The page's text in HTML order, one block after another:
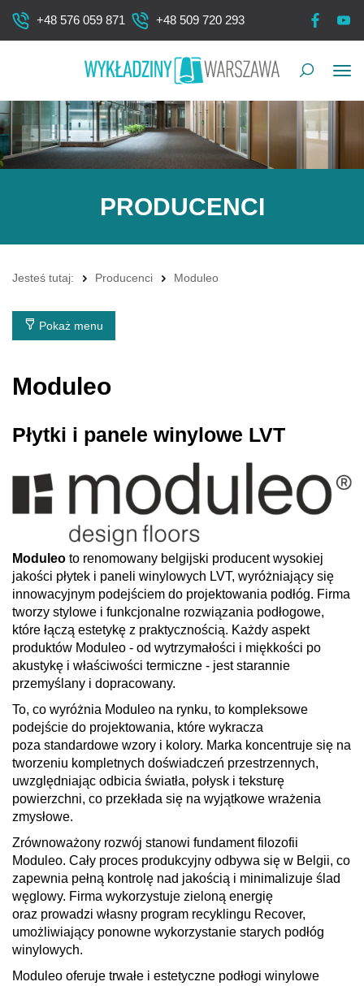
+48 576 059 871 +48 509 720 293
PRODUCENCI
Jesteś tutaj: Producenci Moduleo
Pokaż menu
Moduleo
Płytki i panele winylowe LVT
Moduleo to renomowany belgijski producent wysokiej
jakości płytek i paneli winylowych LVT, wyróżniający się
innowacyjnym podejściem do projektowania podłóg. Firma
tworzy stylowe i funkcjonalne rozwiązania podłogowe,
które łączą estetykę z praktycznością. Każdy aspekt
produktów Moduleo - od wytrzymałości i miękkości po
akustykę i właściwości termiczne - jest starannie
przemyślany i dopracowany.
To, co wyróżnia Moduleo na rynku, to kompleksowe
podejście do projektowania, które wykracza
poza standardowe wzory i kolory. Marka koncentruje się na
tworzeniu kompletnych doświadczeń przestrzennych,
uwzględniając odbicia światła, połysk i teksturę
powierzchni, co przekłada się na wyjątkowe wrażenia
zmysłowe.
Zrównoważony rozwój stanowi fundament filozofii
Moduleo. Cały proces produkcyjny odbywa się w Belgii, co
zapewnia pełną kontrolę nad jakością i minimalizuje ślad
węglowy. Firma wykorzystuje zieloną energię
oraz prowadzi własny program recyklingu Recover,
umożliwiający ponowne wykorzystanie starych podłóg
winylowych.
Moduleo oferuje trwałe i estetyczne podłogi winylowe